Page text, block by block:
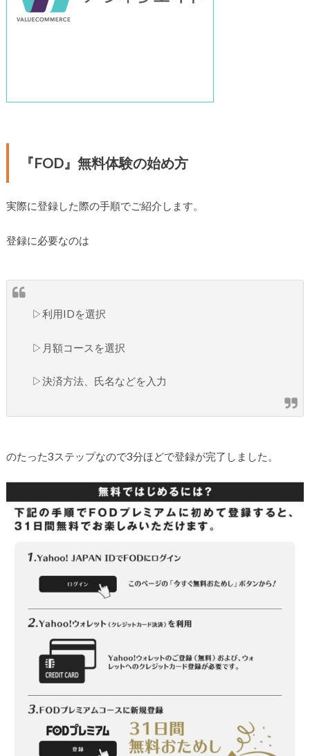
『FOD』無料体験の始め方
実際に登録した際の手順でご紹介します。
登録に必要なのは
▷利用IDを選択
▷月額コースを選択
▷決済方法、氏名などを入力
のたった3ステップなので3分ほどで登録が完了しました。